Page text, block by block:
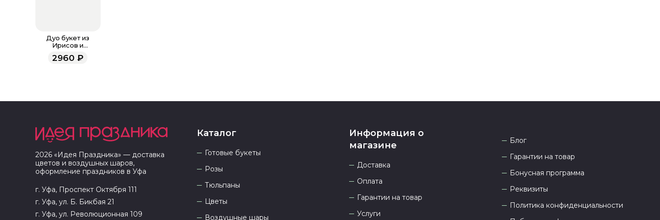
Дуо букет из
Ирисов и
Гортензии
2960 ₽
2026 «Идея Праздника» — доставка
цветов и воздушных шаров,
оформление праздников в Уфа
г. Уфа, Проспект Октября 111
г. Уфа, ул. Б. Бикбая 21
г. Уфа, ул. Революционная 109
Каталог
Готовые букеты
Розы
Тюльпаны
Цветы
Воздушные шары
Информация о
магазине
Доставка
Оплата
Гарантии на товар
Услуги
Блог
Гарантии на товар
Бонусная программа
Реквизиты
Политика конфиденциальности